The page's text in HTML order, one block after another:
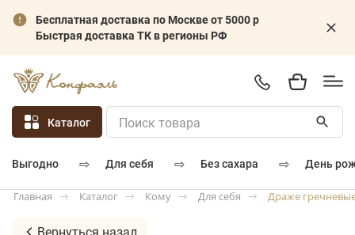
Бесплатная доставка по Москве от 5000 р
Быстрая доставка ТК в регионы РФ
Каталог
выгодно ⇨ для себя ⇨ без сахара ⇨ день
Главная Каталог Кому Для себя Драже
Вернуться назад